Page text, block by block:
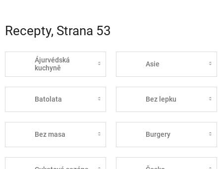
Recepty, Strana 53
Ájurvédská
kuchyně
Asie
Batolata Bez lepku
Bez masa Burgery